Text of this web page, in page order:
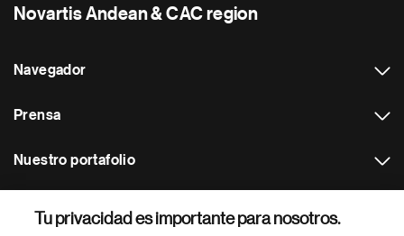
Novartis Andean & CAC region
Navegador
Prensa
Nuestro portafolio
Tu privacidad es importante para nosotros.